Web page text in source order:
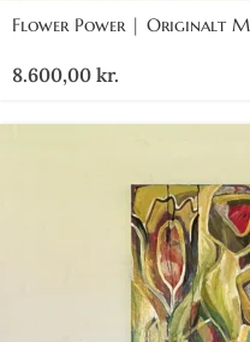
Flower Power | Originalt
8.600,00 kr.